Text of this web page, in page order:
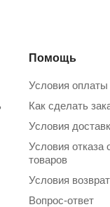
Помощь
Условия оплаты
Как сделать
Условия
Условия отказа
товаров
Условия
Вопрос-ответ